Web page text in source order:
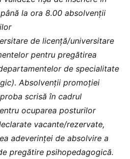
la ora 8.00 absolvenţii
de licență/universitare
pentru pregătirea
de specialitate
Absolvenţii promoţiei
scrisă în cadrul
ocuparea posturilor
vacante/rezervate,
adeverinţei de absolvire a
pregătire psihopedagogică.